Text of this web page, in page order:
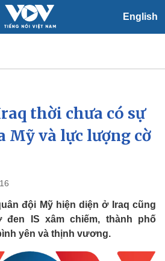
English
Xã hội
Tin 24h
Dự báo thời tiết
thời chưa có sự
Mỹ và lực lượng cờ
đội Mỹ hiện diện ở Iraq cũng
đen IS xâm chiếm, thành phố
yên và thịnh vương.